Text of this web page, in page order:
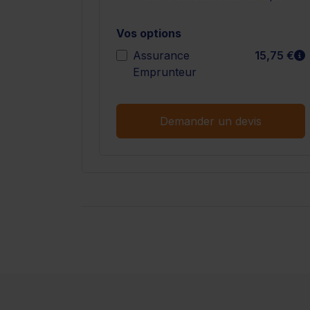
Vos options
Assurance
Emprunteur
15,75 €
Demander un devis